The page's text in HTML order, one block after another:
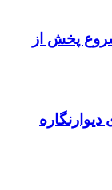
پخش از